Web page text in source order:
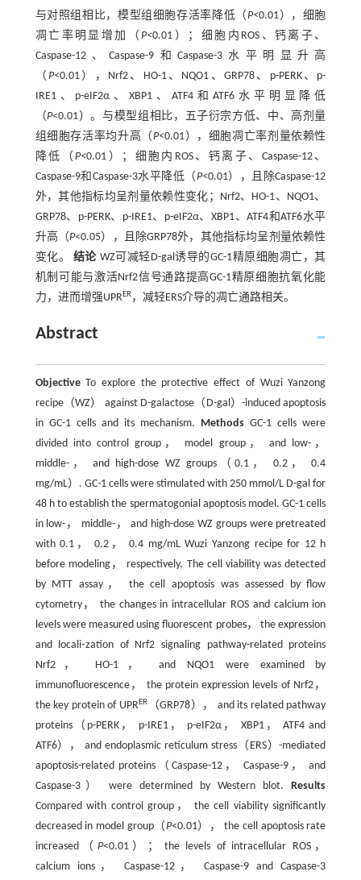
与对照组相比，模型组细胞存活率降低（P<0.01），细胞
凋亡率明显增加（P<0.01）；细胞内ROS、钙离子、
Caspase-12、Caspase-9和Caspase-3水平明显升高
（ P<0.01），Nrf2、HO-1、NQO1、GRP78、p-PERK、p-
IRE1、p-eIF2α、XBP1、ATF4和ATF6水平明显降低
（P<0.01）。与模型组相比，五子衍宗方低、中、高剂量
组细胞存活率均升高（P<0.01），细胞凋亡率剂量依赖性
降低（P<0.01）；细胞内ROS、钙离子、Caspase-12、
Caspase-9和Caspase-3水平降低（P<0.01），且除Caspase-12
外，其他指标均呈剂量依赖性变化；Nrf2、HO-1、NQO1、
GRP78、p-PERK、p-IRE1、p-eIF2α、XBP1、ATF4和ATF6水平
升高（P<0.05），且除GRP78外，其他指标均呈剂量依赖性
变化。 结论WZ可减轻D-gal诱导的GC-1精原细胞凋亡，其
机制可能与激活Nrf2信号通路提高GC-1精原细胞抗氧化能
力，进而增强UPRER，减轻ERS介导的凋亡通路相关。
Abstract
ObjectiveTo explore the protective effect of Wuzi Yanzong
recipe（WZ） against D-galactose（D-gal）-induced apoptosis
in GC-1 cells and its mechanism. Methods GC-1 cells were
divided into control group， model group， and low-，
middle-， and high-dose WZ groups（0.1， 0.2， 0.4
mg/mL）. GC-1 cells were stimulated with 250 mmol/L D-gal for
48 h to establish the spermatogonial apoptosis model. GC-1 cells
in low-， middle-， and high-dose WZ groups were pretreated
with 0.1， 0.2， 0.4 mg/mL Wuzi Yanzong recipe for 12 h
before modeling， respectively. The cell viability was detected
by MTT assay， the cell apoptosis was assessed by flow
cytometry， the changes in intracellular ROS and calcium ion
levels were measured using fluorescent probes， the expression
and locali⁃zation of Nrf2 signaling pathway-related proteins
Nrf2， HO-1， and NQO1 were examined by
immunofluorescence， the protein expression levels of Nrf2，
the key protein of UPRER
（GRP78）， and its related pathway
proteins（p-PERK， p-IRE1， p-eIF2α， XBP1， ATF4 and
ATF6）， and endoplasmic reticulum stress（ERS）-mediated
apoptosis-related proteins（Caspase-12， Caspase-9， and
Caspase-3） were determined by Western blot.Results
Compared with control group， the cell viability significantly
decreased in model group（P<0.01）， the cell apoptosis rate
increased（ P<0.01）； the levels of intracellular ROS，
calcium ions， Caspase-12， Caspase-9 and Caspase-3